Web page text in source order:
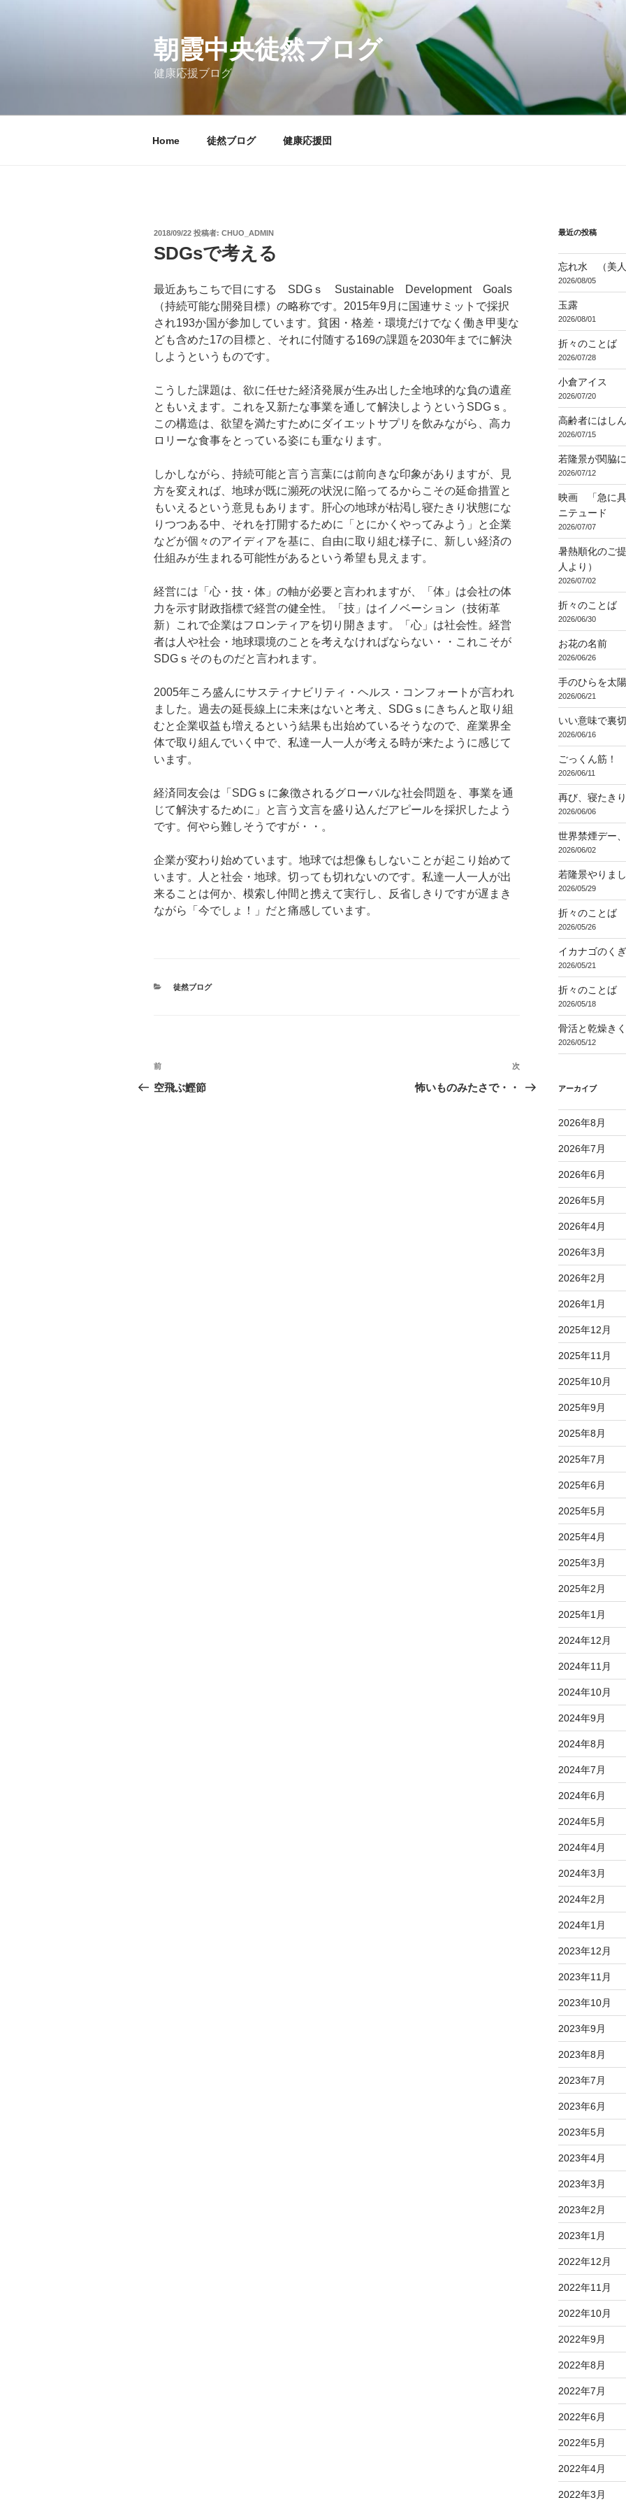
朝霞中央徒然ブログ
健康応援ブログ
Home 徒然ブログ 健康応援団
投
日:
2018/09/22 投稿者: CHUO_ADMIN
SDGsで考える
最近あちこちで目にする SDGｓ Sustainable Development Goals
（持続可能な開発目標）の略称です。2015年9月に国連サミットで採択
され193か国が参加しています。貧困・格差・環境だけでなく働き甲斐な
ども含めた17の目標と、それに付随する169の課題を2030年までに解決
しようというものです。
こうした課題は、欲に任せた経済発展が生み出した全地球的な負の遺産
ともいえます。これを又新たな事業を通して解決しようというSDGｓ。
この構造は、欲望を満たすためにダイエットサプリを飲みながら、高カ
ロリーな食事をとっている姿にも重なります。
しかしながら、持続可能と言う言葉には前向きな印象がありますが、見
方を変えれば、地球が既に瀕死の状況に陥ってるからこその延命措置と
もいえるという意見もあります。肝心の地球が枯渇し寝たきり状態にな
りつつある中、それを打開するために「とにかくやってみよう」と企業
などが個々のアイディアを基に、自由に取り組む様子に、新しい経済の
仕組みが生まれる可能性があるという希望も見えます。
経営には「心・技・体」の軸が必要と言われますが、「体」は会社の体
力を示す財政指標で経営の健全性。「技」はイノベーション（技術革
新）これで企業はフロンティアを切り開きます。「心」は社会性。経営
者は人や社会・地球環境のことを考えなければならない・・これこそが
SDGｓそのものだと言われます。
2005年ころ盛んにサスティナビリティ・ヘルス・コンフォートが言われ
ました。過去の延長線上に未来はないと考え、SDGｓにきちんと取り組
むと企業収益も増えるという結果も出始めているそうなので、産業界全
体で取り組んでいく中で、私達一人一人が考える時が来たように感じて
います。
経済同友会は「SDGｓに象徴されるグローバルな社会問題を、事業を通
じて解決するために」と言う文言を盛り込んだアピールを採択したよう
です。何やら難しそうですが・・。
企業が変わり始めています。地球では想像もしないことが起こり始めて
います。人と社会・地球。切っても切れないのです。私達一人一人が出
来ることは何か、模索し仲間と携えて実行し、反省しきりですが遅まき
ながら「今でしょ！」だと痛感しています。
カ
徒然ブログ
投
稿
前
の
前
空飛ぶ鰹節
次
の
次
怖いものみたさで・・
最近の投稿
忘れ水 （美人
2026/08/05
玉露
2026/08/01
折々のことば
2026/07/28
小倉アイス
2026/07/20
高齢者にはし
2026/07/15
若隆景が関脇に
2026/07/12
映画 「急に具
ニテュード
2026/07/07
暑熱順化のご
人より）
2026/07/02
折々のことば
2026/06/30
お花の名前
2026/06/26
手のひらを太
2026/06/21
いい意味で裏
2026/06/16
ごっくん筋！
2026/06/11
再び、寝たき
2026/06/06
世界禁煙デー
2026/06/02
若隆景やりまし
2026/05/29
折々のことば
2026/05/26
イカナゴのく
2026/05/21
折々のことば
2026/05/18
骨活と乾燥き
2026/05/12
アーカイブ
2026年8月
2026年7月
2026年6月
2026年5月
2026年4月
2026年3月
2026年2月
2026年1月
2025年12月
2025年11月
2025年10月
2025年9月
2025年8月
2025年7月
2025年6月
2025年5月
2025年4月
2025年3月
2025年2月
2025年1月
2024年12月
2024年11月
2024年10月
2024年9月
2024年8月
2024年7月
2024年6月
2024年5月
2024年4月
2024年3月
2024年2月
2024年1月
2023年12月
2023年11月
2023年10月
2023年9月
2023年8月
2023年7月
2023年6月
2023年5月
2023年4月
2023年3月
2023年2月
2023年1月
2022年12月
2022年11月
2022年10月
2022年9月
2022年8月
2022年7月
2022年6月
2022年5月
2022年4月
2022年3月